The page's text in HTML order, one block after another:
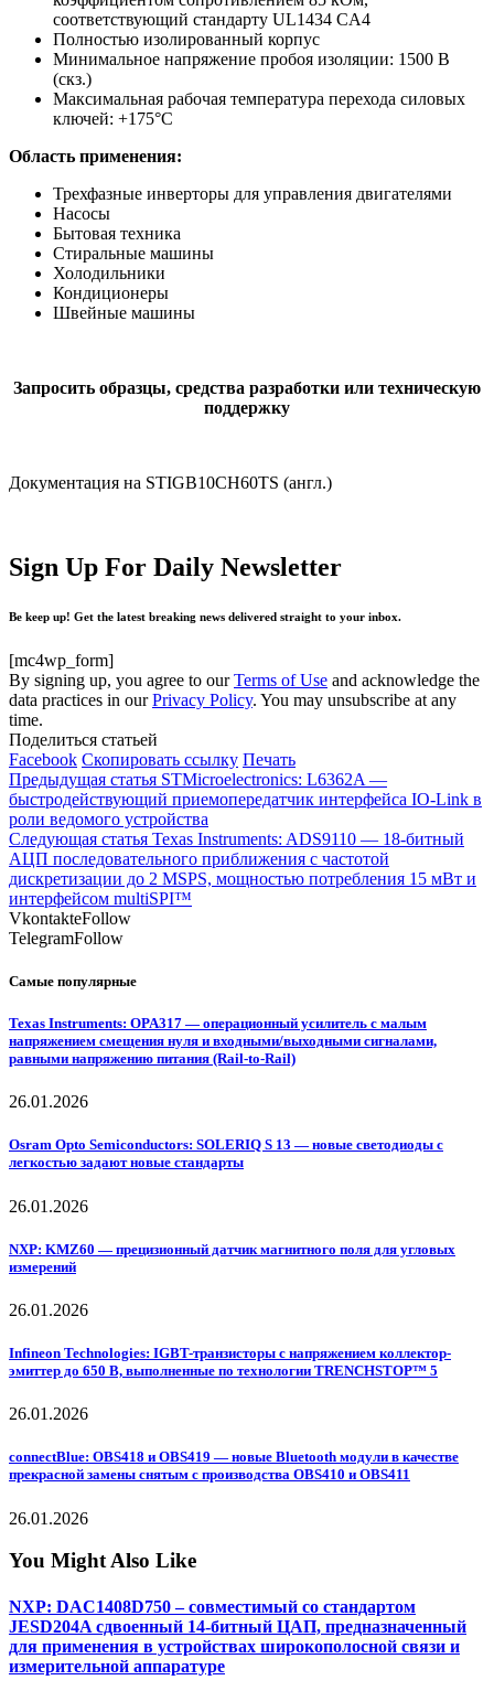
соответствующий стандарту UL1434 CA4
Полностью изолированный корпус
Минимальное напряжение пробоя изоляции: 1500 В
(скз.)
Максимальная рабочая температура перехода силовых
ключей: +175°C
Область применения:
Трехфазные инверторы для управления двигателями
Насосы
Бытовая техника
Стиральные машины
Холодильники
Кондиционеры
Швейные машины
Запросить образцы, средства разработки или техническую
поддержку
Документация на STIGB10CH60TS (англ.)
Sign Up For Daily Newsletter
Be keep up! Get the latest breaking news delivered straight to your inbox.
[mc4wp_form]
By signing up, you agree to ourTerms of Use and acknowledge the
data practices in ourPrivacy Policy. You may unsubscribe at any
time.
Поделиться статьей
Facebook Скопировать ссылку Печать
Предыдущая статья STMicroelectronics: L6362A —
быстродействующий приемопередатчик интерфейса IO-Link в
роли ведомого устройства
Следующая статья Texas Instruments: ADS9110 — 18-битный
АЦП последовательного приближения с частотой
дискретизации до 2 MSPS, мощностью потребления 15 мВт и
интерфейсом multiSPI™
VkontakteFollow
TelegramFollow
Самые популярные
Texas Instruments: OPA317 — операционный усилитель с малым
напряжением смещения нуля и входными/выходными сигналами,
равными напряжению питания (Rail-to-Rail)
26.01.2026
Osram Opto Semiconductors: SOLERIQ S 13 — новые светодиоды с
легкостью задают новые стандарты
26.01.2026
NXP: KMZ60 — прецизионный датчик магнитного поля для угловых
измерений
26.01.2026
Infineon Technologies: IGBT-транзисторы с напряжением коллектор-
эмиттер до 650 В, выполненные по технологии TRENCHSTOP™ 5
26.01.2026
connectBlue: OBS418 и OBS419 — новые Bluetooth модули в качестве
прекрасной замены снятым с производства OBS410 и OBS411
26.01.2026
You Might Also Like
NXP: DAC1408D750 – совместимый со стандартом
JESD204A сдвоенный 14-битный ЦАП, предназначенный
для применения в устройствах широкополосной связи и
измерительной аппаратуре